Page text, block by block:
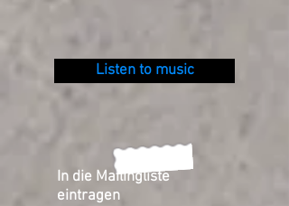
Listen to music
In die Mailingliste
eintragen